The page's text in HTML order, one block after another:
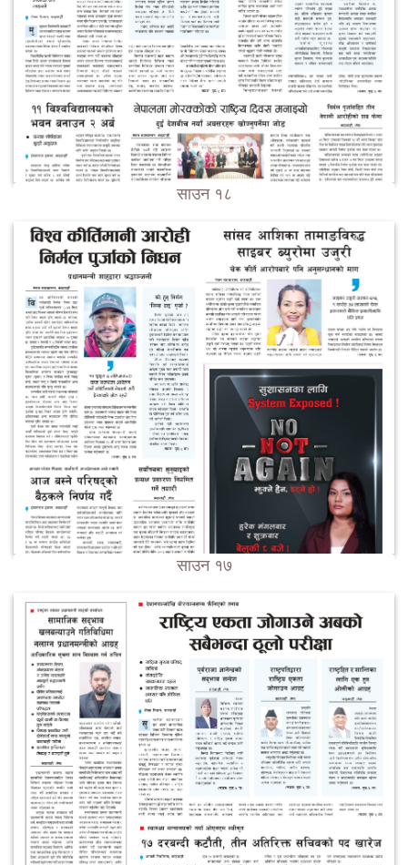
साउन १८
साउन १७